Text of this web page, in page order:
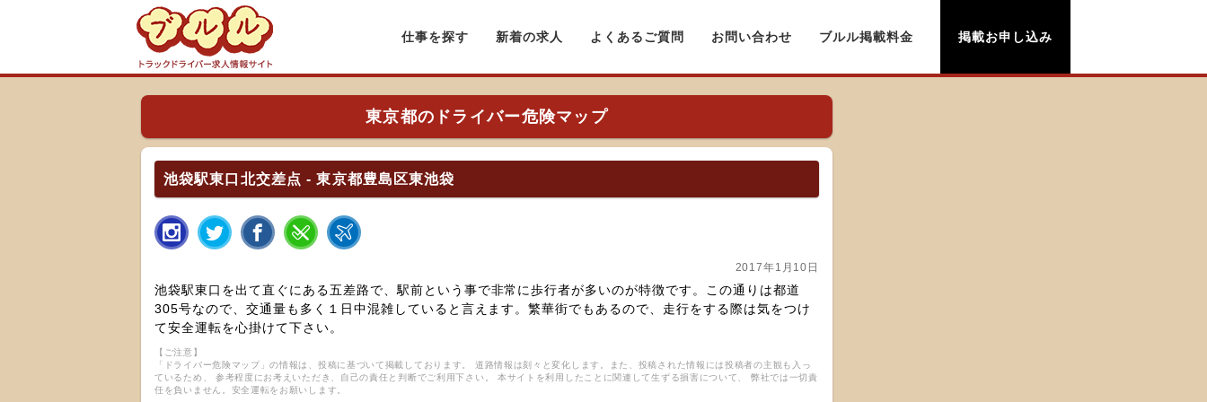
仕事を探す 新着の求人 よくあるご質問 お問い合わせ ブルル掲載料金 掲載お申し込み
東京都のドライバー危険マップ
池袋駅東口北交差点 - 東京都豊島区東池袋
2017年1月10日
池袋駅東口を出て直ぐにある五差路で、駅前という事で非常に歩行者が多いのが特徴です。この通りは都道
305号なので、交通量も多く１日中混雑していると言えます。繁華街でもあるので、走行をする際は気をつけ
て安全運転を心掛けて下さい。
【ご注意】
「ドライバー危険マップ」の情報は、投稿に基づいて掲載しております。 道路情報は刻々と変化します。また、投稿された情報には投稿者の主観も入っ
ているため、 参考程度にお考えいただき、自己の責任と判断でご利用下さい。 本サイトを利用したことに関連して生ずる損害について、 弊社では一切責
任を負いません。安全運転をお願いします。